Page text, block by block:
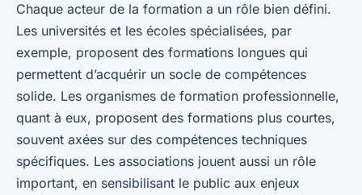
Chaque acteur de la formation a un rôle bien défini.
Les universités et les écoles spécialisées, par
exemple, proposent des formations longues qui
permettent d’acquérir un socle de compétences
solide. Les organismes de formation professionnelle,
quant à eux, proposent des formations plus courtes,
souvent axées sur des compétences techniques
spécifiques. Les associations jouent aussi un rôle
important, en sensibilisant le public aux enjeux